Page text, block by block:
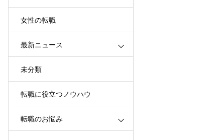
女性の転職
最新ニュース
未分類
転職に役立つノウハウ
転職のお悩み